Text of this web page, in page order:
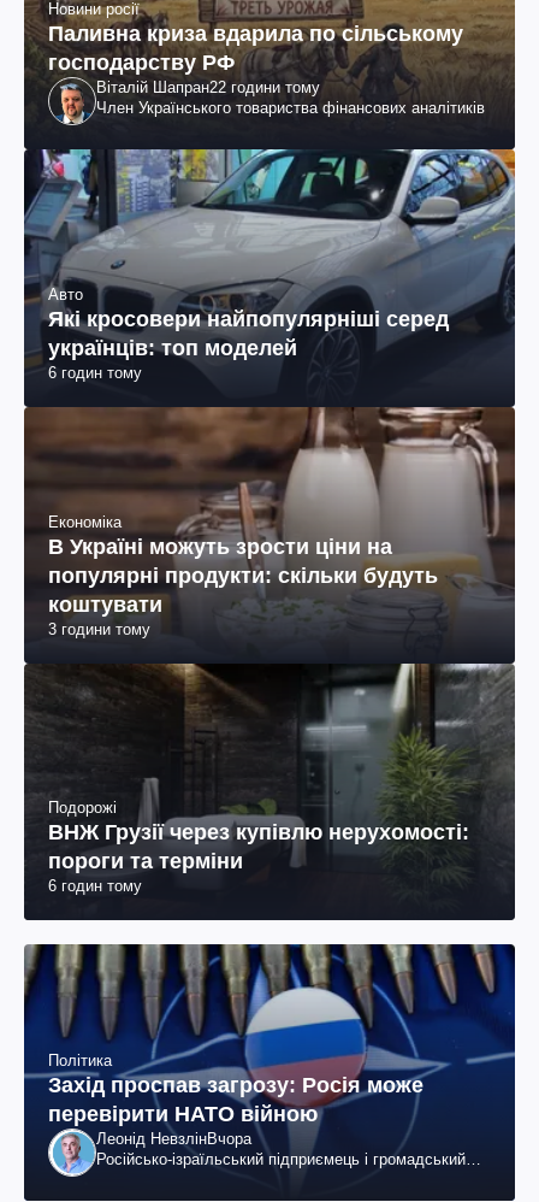
Новини росії
Паливна криза вдарила по сільському
господарству РФ
Віталій Шапран22 години тому
Член Українського товариства фінансових аналітиків
Авто
Які кросовери найпопулярніші серед
українців: топ моделей
6 годин тому
Економіка
В Україні можуть зрости ціни на
популярні продукти: скільки будуть
коштувати
3 години тому
Подорожі
ВНЖ Грузії через купівлю нерухомості:
пороги та терміни
6 годин тому
Політика
Захід проспав загрозу: Росія може
перевірити НАТО війною
Леонід НевзлінВчора
Російсько-ізраїльський підприємець і громадський